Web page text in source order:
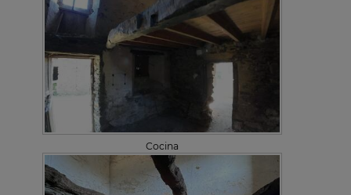
Cocina